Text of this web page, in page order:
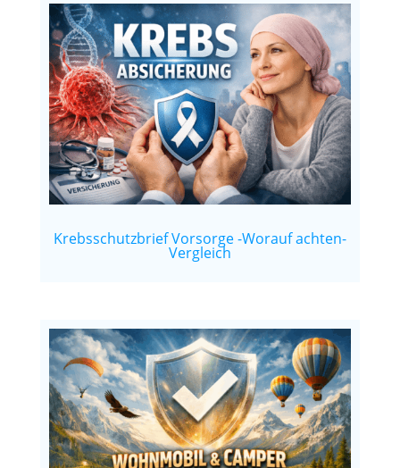
Krebsschutzbrief Vorsorge -Worauf achten-
Vergleich